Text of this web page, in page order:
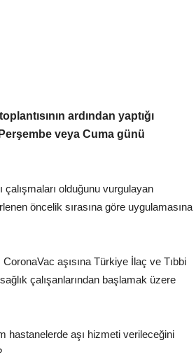
ardından yaptığı
veya Cuma günü
olduğunu vurgulayan
öncelik sırasına göre uygulamasına
aşısına Türkiye İlaç ve Tıbbi
çalışanlarından başlamak üzere
hastanelerde aşı hizmeti verileceğini